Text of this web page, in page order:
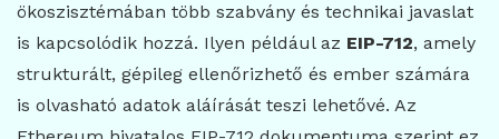
ökoszisztémában több szabvány és technikai javaslat
is kapcsolódik hozzá. Ilyen például az EIP-712, amely
strukturált, gépileg ellenőrizhető és ember számára
is olvasható adatok aláírását teszi lehetővé. Az